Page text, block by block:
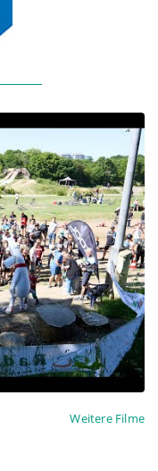
MTB
Weitere Filme